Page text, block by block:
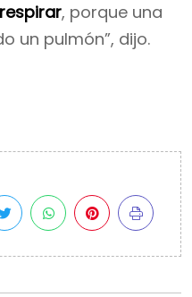
, porque una
un pulmón”, dijo.